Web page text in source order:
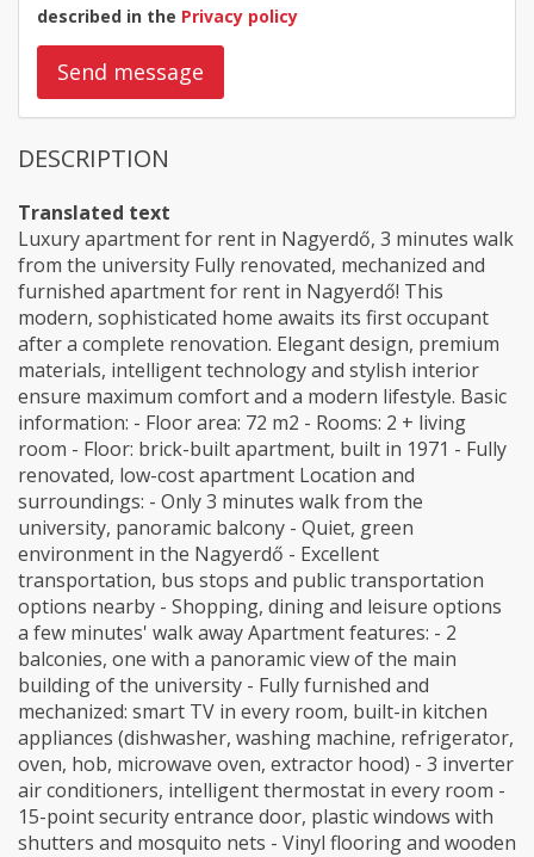
described in the Privacy policy
Send message
DESCRIPTION
Translated text
Luxury apartment for rent in Nagyerdő, 3 minutes walk
from the university Fully renovated, mechanized and
furnished apartment for rent in Nagyerdő! This
modern, sophisticated home awaits its first occupant
after a complete renovation. Elegant design, premium
materials, intelligent technology and stylish interior
ensure maximum comfort and a modern lifestyle. Basic
information: - Floor area: 72 m2 - Rooms: 2 + living
room - Floor: brick-built apartment, built in 1971 - Fully
renovated, low-cost apartment Location and
surroundings: - Only 3 minutes walk from the
university, panoramic balcony - Quiet, green
environment in the Nagyerdő - Excellent
transportation, bus stops and public transportation
options nearby - Shopping, dining and leisure options
a few minutes' walk away Apartment features: - 2
balconies, one with a panoramic view of the main
building of the university - Fully furnished and
mechanized: smart TV in every room, built-in kitchen
appliances (dishwasher, washing machine, refrigerator,
oven, hob, microwave oven, extractor hood) - 3 inverter
air conditioners, intelligent thermostat in every room -
15-point security entrance door, plastic windows with
shutters and mosquito nets - Vinyl flooring and wooden